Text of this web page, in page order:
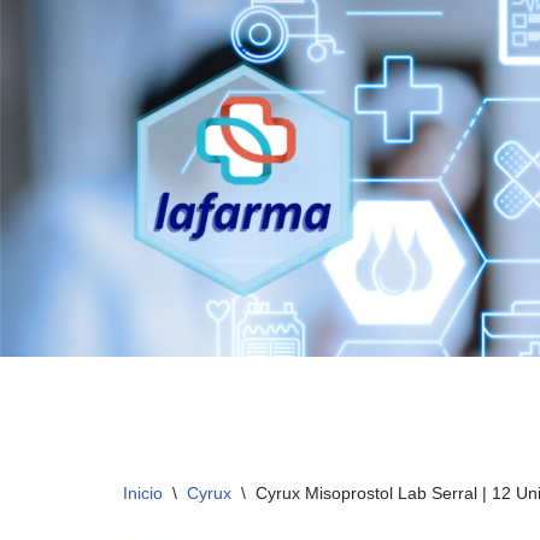
Inicio \ Cyrux \ Cyrux Misoprostol Lab Serral | 12